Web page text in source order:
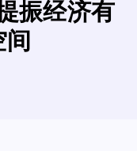
振经济有
间